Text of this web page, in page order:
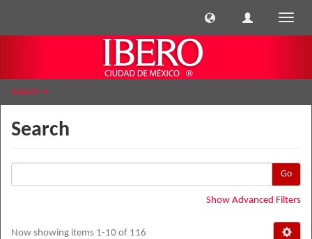
Toggle
Search
Search
Go
Show Advanced Filters
Now showing items 1-10 of 116